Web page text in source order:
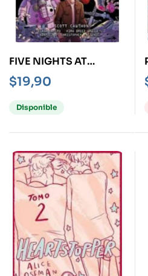
FIVE NIGHTS AT
FREDDY´S 3 EL CURTO
ARMARI NOVELA
GRÁFICA
$19,90
Disponible